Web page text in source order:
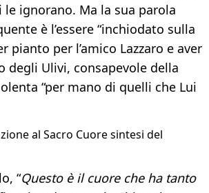
ignorano. Ma la sua parola
è l’essere “inchiodato sulla
pianto per l’amico Lazzaro e aver
degli Ulivi, consapevole della
“per mano di quelli che Lui
al Sacro Cuore sintesi del
“Questo è il cuore che ha tanto